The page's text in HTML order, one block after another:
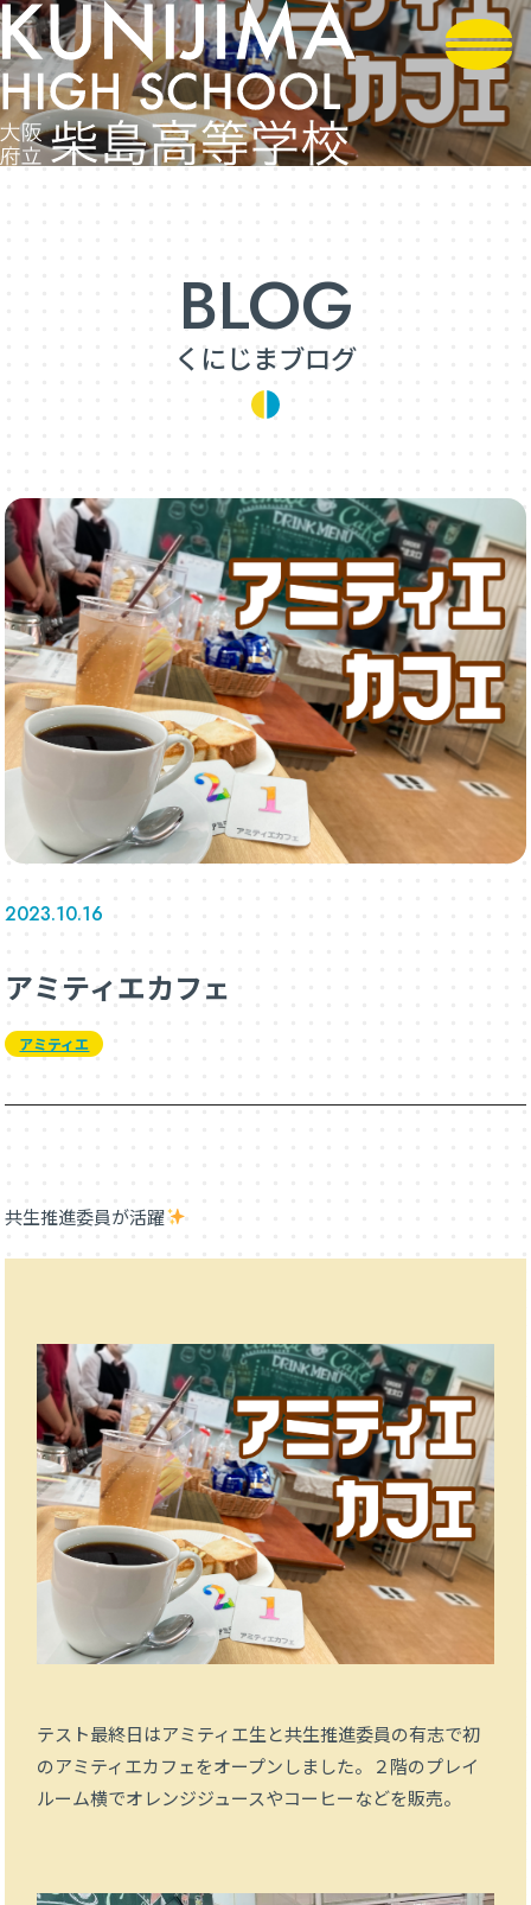
くにじまブログ
2023.10.16
アミティエカフェ
アミティエ
共生推進委員が活躍
テスト最終日はアミティエ生と共生推進委員の有志で初
のアミティエカフェをオープンしました。２階のプレイ
ルーム横でオレンジジュースやコーヒーなどを販売。